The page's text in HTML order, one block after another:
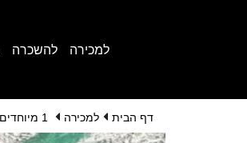
למכירה להשכרה
דף הבית למכירה 1 מיוחדים ראשי